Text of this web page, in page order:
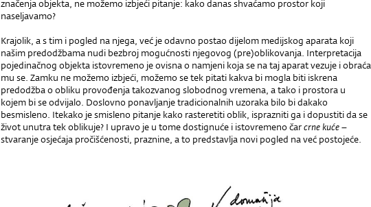
značenja objekta, ne možemo izbjeći pitanje: kako danas shvaćamo prostor koji
naseljavamo?
Krajolik, a s tim i pogled na njega, već je odavno postao dijelom medijskog aparata koji
našim predodžbama nudi bezbroj mogućnosti njegovog (pre)oblikovanja. Interpretacija
pojedinačnog objekta istovremeno je ovisna o namjeni koja se na taj aparat vezuje i obraća
mu se. Zamku ne možemo izbjeći, možemo se tek pitati kakva bi mogla biti iskrena
predodžba o obliku provođenja takozvanog slobodnog vremena, a tako i prostora u
kojem bi se odvijalo. Doslovno ponavljanje tradicionalnih uzoraka bilo bi dakako
besmisleno. Itekako je smisleno pitanje kako rasteretiti oblik, isprazniti ga i dopustiti da se
život unutra tek oblikuje? I upravo je u tome dostignuće i istovremeno čarcrne kuće–
stvaranje osjećaja pročišćenosti, praznine, a to predstavlja novi pogled na već postojeće.